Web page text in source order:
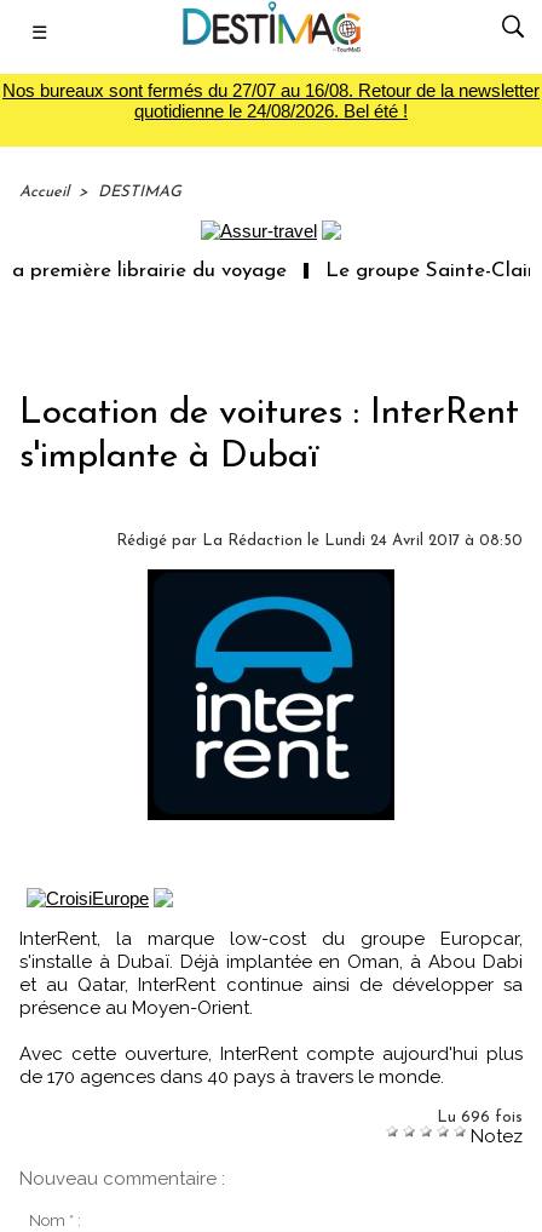
☰
Nos bureaux sont fermés du 27/07 au 16/08. Retour de la newsletter
quotidienne le 24/08/2026. Bel été !
Accueil > DESTIMAG
première librairie du voyage Le groupe Sainte-Claire
Location de voitures : InterRent
s'implante à Dubaï
Rédigé par La Rédaction le Lundi 24 Avril 2017 à 08:50
InterRent, la marque low-cost du groupe Europcar,
s'installe à Dubaï. Déjà implantée en Oman, à Abou Dabi
et au Qatar, InterRent continue ainsi de développer sa
présence au Moyen-Orient.
Avec cette ouverture, InterRent compte aujourd'hui plus
de 170 agences dans 40 pays à travers le monde.
Lu 696 fois
Notez
Nouveau commentaire :
Nom * :